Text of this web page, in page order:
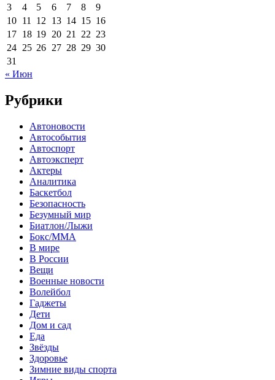
3
4 5 6 7 8
9
10 11 12 13 14 15 16
17 18 19 20 21 22 23
24 25 26 27 28 29 30
31
« Июн
Рубрики
Автоновости
Автособытия
Автоспорт
Автоэксперт
Актеры
Аналитика
Баскетбол
Безопасность
Безумный мир
Биатлон/Лыжи
Бокс/MMA
В мире
В России
Вещи
Военные новости
Волейбол
Гаджеты
Дети
Дом и сад
Еда
Звёзды
Здоровье
Зимние виды спорта